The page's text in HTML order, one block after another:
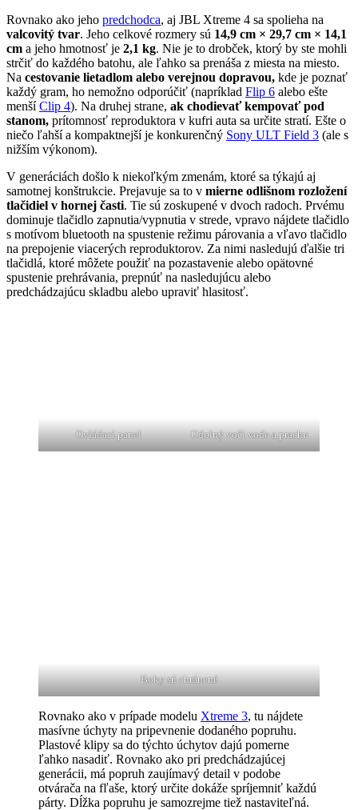
Rovnako ako jeho predchodca, aj JBL Xtreme 4 sa spolieha na
valcovitý tvar. Jeho celkové rozmery sú 14,9 cm × 29,7 cm × 14,1
cm a jeho hmotnosť je 2,1 kg. Nie je to drobček, ktorý by ste mohli
strčiť do každého batohu, ale ľahko sa prenáša z miesta na miesto.
Na cestovanie lietadlom alebo verejnou dopravou, kde je poznať
každý gram, ho nemožno odporúčiť (napríklad Flip 6 alebo ešte
menšíClip 4). Na druhej strane, ak chodievať kempovať pod
stanom, prítomnosť reproduktora v kufri auta sa určite stratí. Ešte o
niečo ľahší a kompaktnejší je konkurenčný Sony ULT Field 3 (ale s
nižším výkonom).
V generáciách došlo k niekoľkým zmenám, ktoré sa týkajú aj
samotnej konštrukcie. Prejavuje sa to v mierne odlišnom rozložení
tlačidiel v hornej časti. Tie sú zoskupené v dvoch radoch. Prvému
dominuje tlačidlo zapnutia/vypnutia v strede, vpravo nájdete tlačidlo
s motívom bluetooth na spustenie režimu párovania a vľavo tlačidlo
na prepojenie viacerých reproduktorov. Za nimi nasledujú ďalšie tri
tlačidlá, ktoré môžete použiť na pozastavenie alebo opätovné
spustenie prehrávania, prepnúť na nasledujúcu alebo
predchádzajúcu skladbu alebo upraviť hlasitosť.
Ovládací panel Odolný voči vode a prachu
Boky sú chránené
Rovnako ako v prípade modelu Xtreme 3, tu nájdete
masívne úchyty na pripevnenie dodaného popruhu.
Plastové klipy sa do týchto úchytov dajú pomerne
ľahko nasadiť. Rovnako ako pri predchádzajúcej
generácii, má popruh zaujímavý detail v podobe
otvárača na fľaše, ktorý určite dokáže spríjemniť každú
párty. Dĺžka popruhu je samozrejme tiež nastaviteľná.